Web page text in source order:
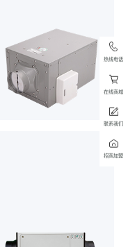
热线电话
在线商城
联系我们
招商加盟